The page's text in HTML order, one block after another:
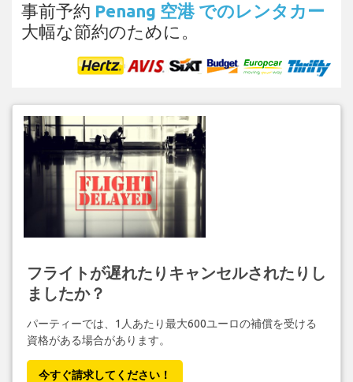
事前予約 Penang 空港 でのレンタカー
大幅な節約のために。
フライトが遅れたりキャンセルされたりし
ましたか？
パーティーでは、1人あたり最大600ユーロの補償を受ける
資格がある場合があります。
今すぐ請求してください！